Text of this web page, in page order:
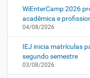
WiEnterCamp 2026
acadêmica e
04/08/2026
IEJ inicia matrículas
segundo semestre
03/08/2026